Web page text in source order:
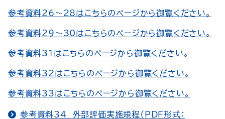
参考資料26～28はこちらのページから御覧ください。
参考資料29～30はこちらのページから御覧ください。
参考資料31はこちらのページから御覧ください。
参考資料32はこちらのページから御覧ください。
参考資料33はこちらのページから御覧ください。
参考資料34 外部評価実施規程（PDF形式：